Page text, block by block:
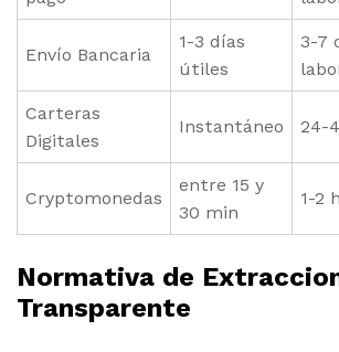
Envío Bancaria
1-3 días
útiles
3-7
Carteras
Digitales
Instantáneo 24-
Cryptomonedas
entre 15 y
30 min
1-2 h
Normativa de
Transparente